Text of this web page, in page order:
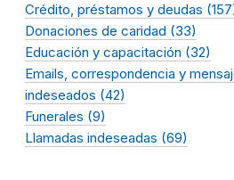
Crédito, préstamos y deudas
Donaciones de caridad (33)
Educación y capacitación (32)
Emails, correspondencia y
indeseados (42)
Funerales (9)
Llamadas indeseadas (69)